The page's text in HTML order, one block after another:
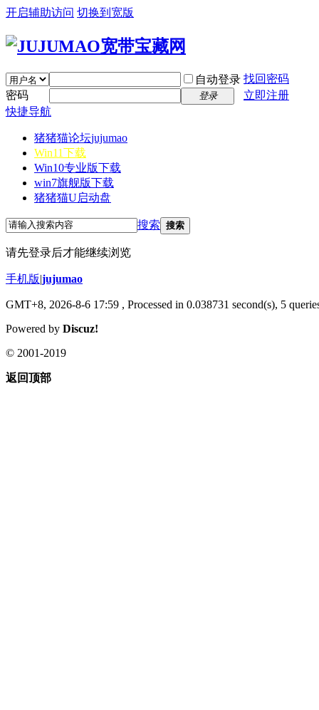
开启辅助访问 切换到宽版
自动登录 找回密码
密码
登录
立即注册
快捷导航
猪猪猫论坛jujumao
Win11下载
Win10专业版下载
win7旗舰版下载
猪猪猫U启动盘
搜索 搜索
请先登录后才能继续浏览
手机版|jujumao
GMT+8, 2026-8-6 17:59 , Processed in 0.038731 second(s), 5
Powered by Discuz!
© 2001-2019
返回顶部